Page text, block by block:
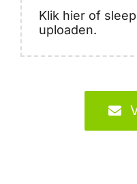
Klik hier of
uploaden.